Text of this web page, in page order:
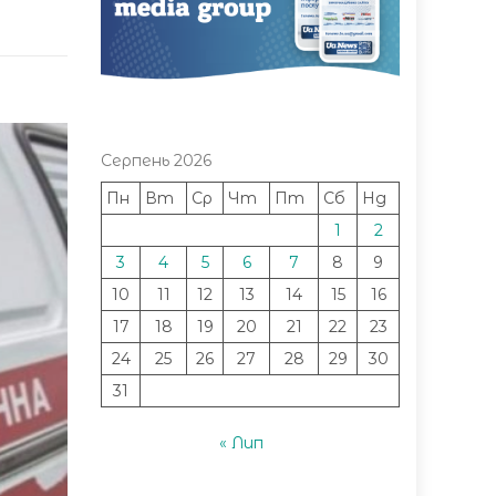
Серпень 2026
Пн
Вт Ср Чт Пт Сб
Нд
1
2
3
4 5 6 7 8
9
10
11 12 13 14 15
16
17
18 19 20 21 22
23
24
25 26 27 28 29
30
31
« Лип